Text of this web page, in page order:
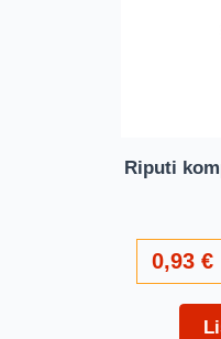
Riputi
0,93€